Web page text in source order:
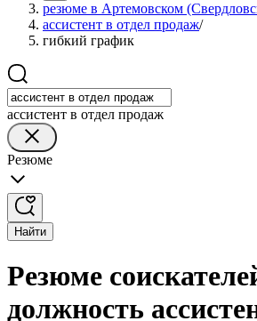
резюме в Артемовском
ассистент в отдел продаж/
гибкий график
ассистент в отдел продаж
Резюме
Найти
Резюме
должность